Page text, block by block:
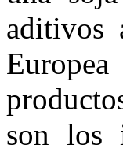
aditivos
son los